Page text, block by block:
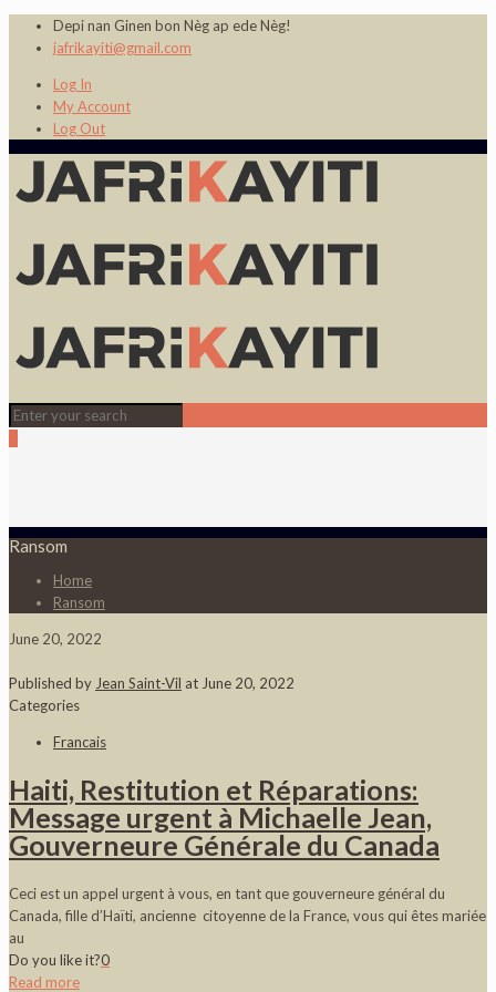
Depi nan Ginen bon Nèg ap ede Nèg!
jafrikayiti@gmail.com
Log In
My Account
Log Out
Ransom
Home
Ransom
June 20, 2022
Published by Jean Saint-Vil at June 20, 2022
Categories
Francais
Haiti, Restitution et Réparations:
Message urgent à Michaelle Jean,
Gouverneure Générale du Canada
Ceci est un appel urgent à vous, en tant que gouverneure général du
Canada, fille d’Haïti, ancienne citoyenne de la France, vous qui êtes mariée
au
Do you like it?0
Read more